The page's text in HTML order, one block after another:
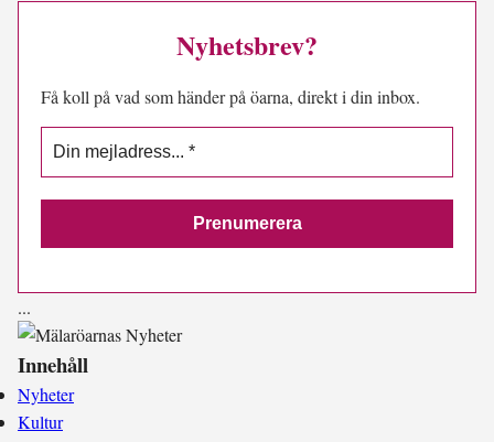
Nyhetsbrev?
Få koll på vad som händer på öarna, direkt i din inbox.
...
Innehåll
Nyheter
Kultur